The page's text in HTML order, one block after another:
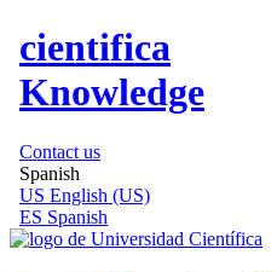
cientifica
Knowledge
Contact us
Spanish
US English (US)
ES Spanish